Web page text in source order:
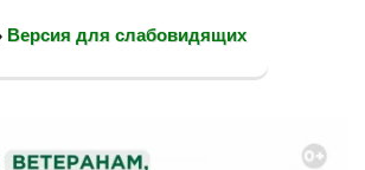
Версия для слабовидящих